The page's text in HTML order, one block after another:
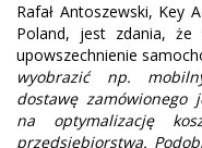
Rafał Antoszewski, Key
Poland, jest zdania, że
upowszechnienie
wyobrazić np.
dostawę zamówionego
na optymalizację
przedsiębiorstwa.